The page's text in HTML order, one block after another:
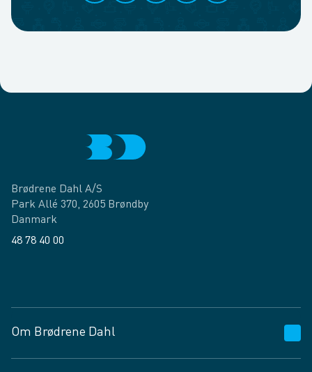
Brødrene Dahl A/S
Park Allé 370, 2605 Brøndby
Danmark
48 78 40 00
Om Brødrene Dahl